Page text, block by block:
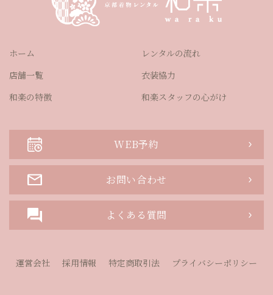
ホーム
店舗一覧
和楽の特徴
レンタルの流れ
衣装協力
和楽スタッフの心がけ
WEB予約
お問い合わせ
よくある質問
運営会社 採用情報 特定商取引法 プライバシーポリシー